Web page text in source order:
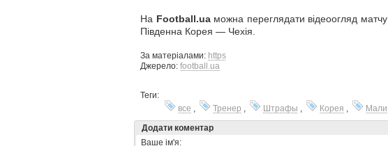
На Football.uaможна переглядати відеоогляд матчу
Південна Корея — Чехія.
За матеріалами: https
Джерело: football.ua
Теги:
все , Тренер , Штрафы , Корея ,
Мали
Додати коментар
Ваше ім'я: